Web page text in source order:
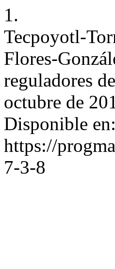
1.
Tecpoyotl-
Flores-
reguladores
octubre de
Disponible en:
https://
7-3-8